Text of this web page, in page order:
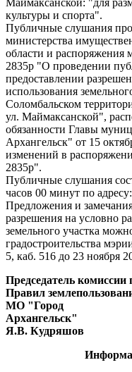
Маймаксанской: "для
культуры и спорта".
Публичные слушания
министерства
области и распоряжения
2835р "О проведении
предоставлении
использования
Соломбальском
ул. Маймаксанской",
обязанности Главы
Архангельск" от 15
изменений в
2835р".
Публичные слушания
часов 00 минут по
Предложения и
разрешения на условно
земельного участка
градостроительства
5, каб. 516 до 23 ноября
Председатель комиссии
Правил
МО "Город
Архангельск"
Я.В. Кудряшов